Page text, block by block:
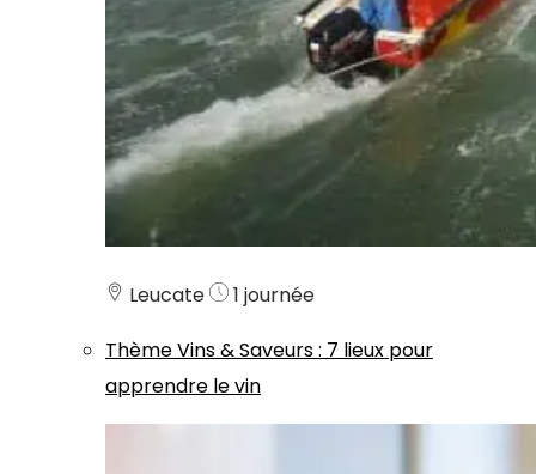
Leucate
1 journée
ThèmeVins & Saveurs: 7 lieux pour
apprendre le vin